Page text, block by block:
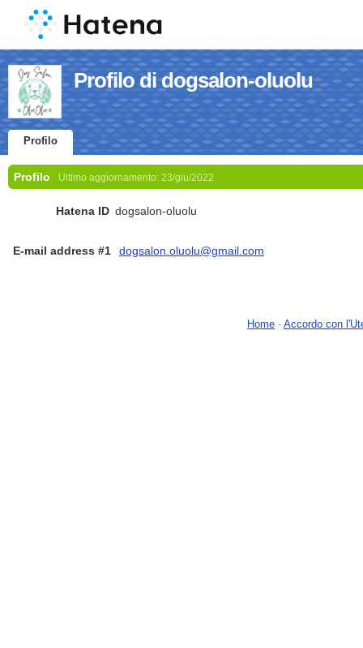
Profilo di dogsalon-oluolu
Profilo
Profilo Ultimo aggiornamento: 23/giu/2022
Hatena ID dogsalon-oluolu
E-mail address #1 dogsalon.oluolu@gmail.com
Home - Accordo con